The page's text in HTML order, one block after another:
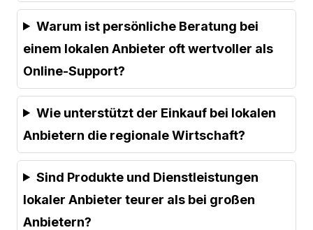
Warum ist persönliche Beratung bei
einem lokalen Anbieter oft wertvoller als
Online-Support?
Wie unterstützt der Einkauf bei lokalen
Anbietern die regionale Wirtschaft?
Sind Produkte und Dienstleistungen
lokaler Anbieter teurer als bei großen
Anbietern?